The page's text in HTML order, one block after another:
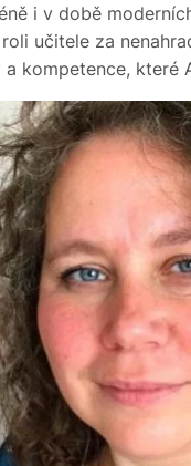
i v době
učitele za
kompetence, které